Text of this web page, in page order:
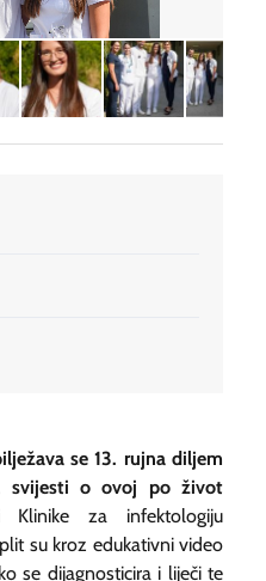
se 13. rujna diljem
svijesti o ovoj po život
Klinike za infektologiju
su kroz edukativni video
se dijagnosticira i liječi te